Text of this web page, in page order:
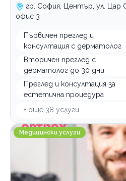
гр. София, Център, ул. Цар
офис 3
Първичен преглед и
консултация с дерматолог
Вторичен преглед с
дерматолог до 30 дни
Преглед и консултация за
естетична процедура
+ още 38 услуги
OptiBox Красна поляна
Медицински услуги